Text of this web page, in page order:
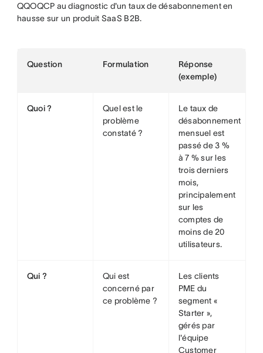
QQOQCP au diagnostic d'un taux de désabonnement en
hausse sur un produit SaaS B2B.
Question Formulation
Réponse
(exemple)
Quoi ?
Quel est le
problème
constaté ?
Le taux de
désabonnement
mensuel est
passé de 3 %
à 7 % sur les
trois derniers
mois,
principalement
sur les
comptes de
moins de 20
utilisateurs.
Qui ?
Qui est
concerné par
ce problème ?
Les clients
PME du
segment «
Starter »,
gérés par
l'équipe
Customer